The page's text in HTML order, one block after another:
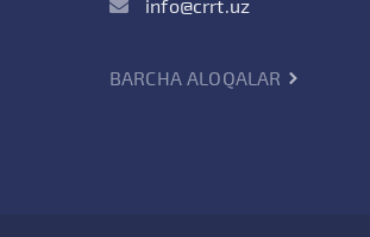
info@crrt.uz
BARCHA ALOQALAR